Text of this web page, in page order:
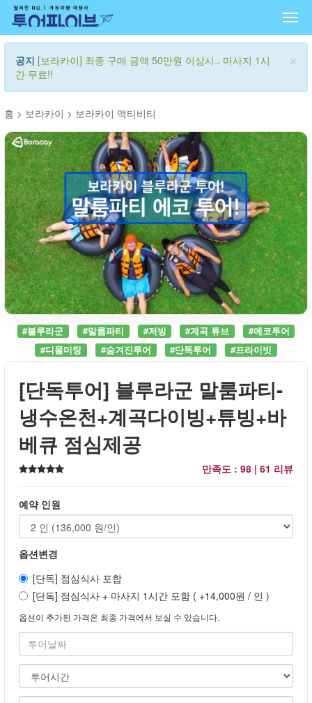
×
공지 [보라카이] 최종 구매 금액 50만원 이상시.. 마사지 1시
간 무료!!
홈 > 보라카이 > 보라카이 액티비티
#블루라군 #말롬파티 #저빙 #계곡 튜브
#에코투어
#디몰미팅
#숨겨진투어 #단독투어 #프라이빗
[단독투어] 블루라군 말룸파티-
냉수온천+계곡다이빙+튜빙+바
베큐 점심제공
만족도 : 98 | 61 리뷰
예약 인원
옵션변경
[단독] 점심식사 포함
[단독] 점심식사 + 마사지 1시간 포함 ( +14,000원 / 인 )
옵션이 추가된 가격은 최종 가격에서 보실 수 있습니다.